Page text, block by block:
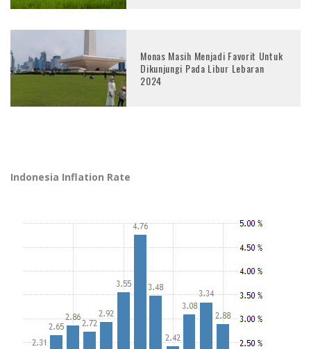
Monas Masih Menjadi Favorit Untuk
Dikunjungi Pada Libur Lebaran
2024
Indonesia Inflation Rate